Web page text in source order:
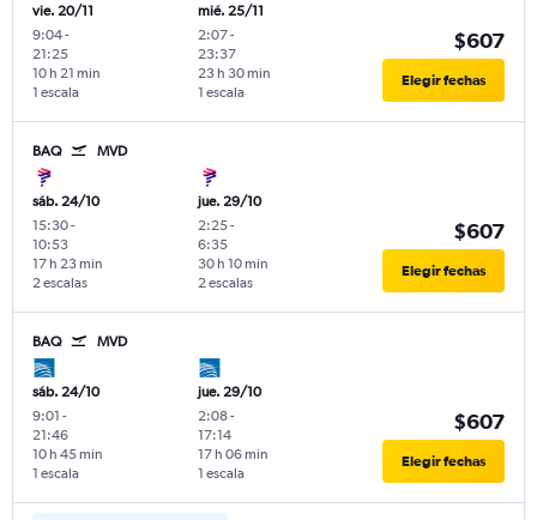
vie. 20/11
9:04-
21:25
1 escala
10 h 21 min
mié. 25/11
2:07-
23:37
1 escala
23 h 30 min
$607
Elegir fechas
BAQ MVD
sáb. 24/10
15:30-
10:53
2 escalas
17 h 23 min
jue. 29/10
2:25-
6:35
2 escalas
30 h 10 min
$607
Elegir fechas
BAQ MVD
sáb. 24/10
9:01 -
21:46
1 escala
10 h 45 min
jue. 29/10
2:08-
17:14
1 escala
17 h 06 min
$607
Elegir fechas